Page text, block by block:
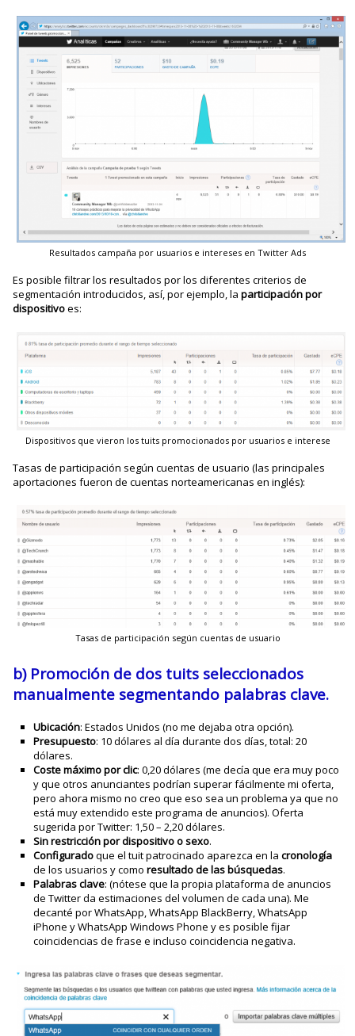
Resultados campaña por usuarios e intereses en Twitter Ads
Es posible filtrar los resultados por los diferentes criterios de
segmentación introducidos, así, por ejemplo, laparticipación por
dispositivoes:
Dispositivos que vieron los tuits promocionados por usuarios e interese
Tasas de participación según cuentas de usuario (las principales
aportaciones fueron de cuentas norteamericanas en inglés):
Tasas de participación según cuentas de usuario
b) Promoción de dos tuits seleccionados
manualmente segmentando palabras clave.
Ubicación: Estados Unidos (no me dejaba otra opción).
Presupuesto: 10 dólares al día durante dos días, total: 20
dólares.
Coste máximo por clic: 0,20 dólares (me decía que era muy poco
y que otros anunciantes podrían superar fácilmente mi oferta,
pero ahora mismo no creo que eso sea un problema ya que no
está muy extendido este programa de anuncios). Oferta
sugerida por Twitter: 1,50 – 2,20 dólares.
Sin restricción por dispositivo o sexo.
Configuradoque el tuit patrocinado aparezca en lacronología
de los usuarios y comoresultado de las búsquedas.
Palabras clave: (nótese que la propia plataforma de anuncios
de Twitter da estimaciones del volumen de cada una). Me
decanté por WhatsApp, WhatsApp BlackBerry, WhatsApp
iPhone y WhatsApp Windows Phone y es posible fijar
coincidencias de frase e incluso coincidencia negativa.